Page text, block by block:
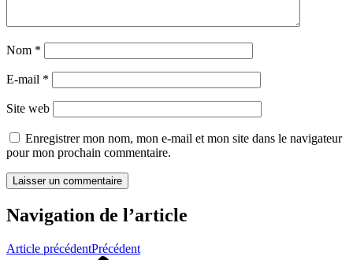
Nom *
E-mail *
Site web
Enregistrer mon nom, mon e-mail et mon site dans le navigateur
pour mon prochain commentaire.
Navigation de l’article
Article précédentPrécédent